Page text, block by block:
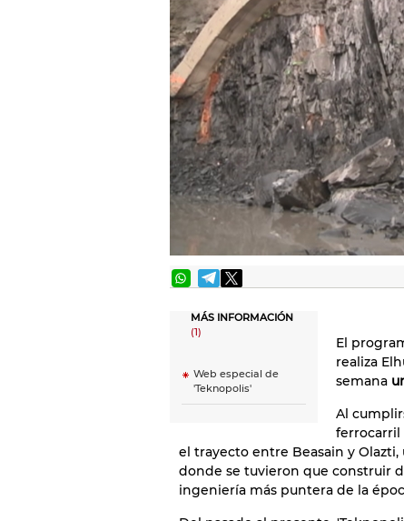
MÁS INFORMACIÓN
(1)
Web especial de
'Teknopolis'
El
realiza
semana
Al
ferrocarril
el trayecto entre Beasain y
donde se tuvieron que construir
ingeniería más puntera de la